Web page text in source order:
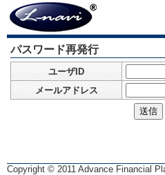
パスワード再発行
ユーザID
メールアドレス
Copyright © 2011 Advance Financial